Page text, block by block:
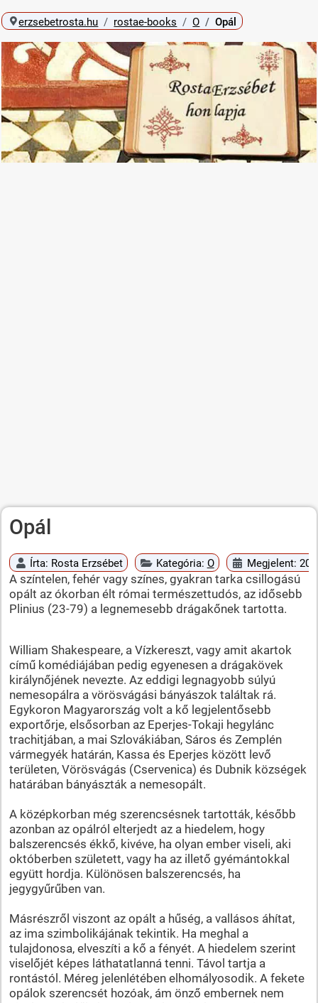
erzsebetrosta.hu rostae-books O Opál
Opál
Írta: Rosta Erzsébet Kategória: O Megjelent:
A színtelen, fehér vagy színes, gyakran tarka csillogású
opált az ókorban élt római természettudós, az idősebb
Plinius (23-79) a legnemesebb drágakőnek tartotta.
William Shakespeare, a Vízkereszt, vagy amit akartok
című komédiájában pedig egyenesen a drágakövek
királynőjének nevezte. Az eddigi legnagyobb súlyú
nemesopálra a vörösvágási bányászok találtak rá.
Egykoron Magyarország volt a kő legjelentősebb
exportőrje, elsősorban az Eperjes-Tokaji hegylánc
trachitjában, a mai Szlovákiában, Sáros és Zemplén
vármegyék határán, Kassa és Eperjes között levő
területen, Vörösvágás (Cservenica) és Dubnik községek
határában bányászták a nemesopált.
A középkorban még szerencsésnek tartották, később
azonban az opálról elterjedt az a hiedelem, hogy
balszerencsés ékkő, kivéve, ha olyan ember viseli, aki
októberben született, vagy ha az illető gyémántokkal
együtt hordja. Különösen balszerencsés, ha
jegygyűrűben van.
Másrészről viszont az opált a hűség, a vallásos áhítat,
az ima szimbolikájának tekintik. Ha meghal a
tulajdonosa, elveszíti a kő a fényét. A hiedelem szerint
viselőjét képes láthatatlanná tenni. Távol tartja a
rontástól. Méreg jelenlétében elhomályosodik. A fekete
opálok szerencsét hozóak, ám önző embernek nem